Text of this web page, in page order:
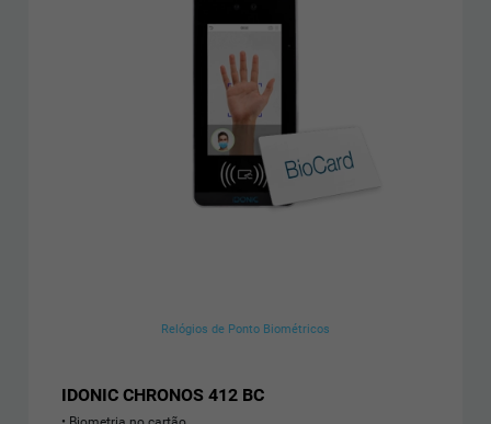
Relógios de Ponto Biométricos
IDONIC CHRONOS 412 BC